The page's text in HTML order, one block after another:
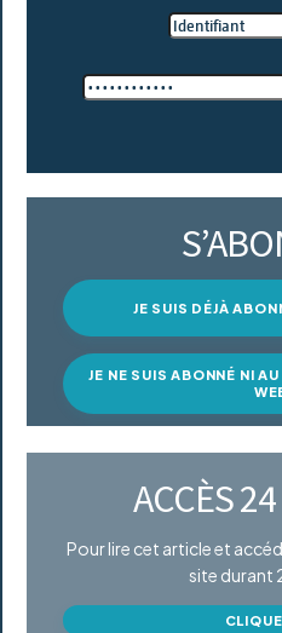
JE SUIS DÉJÀ
JE NE SUIS ABONNÉ NI
ACCÈS
Pour lire cet article et
site durant